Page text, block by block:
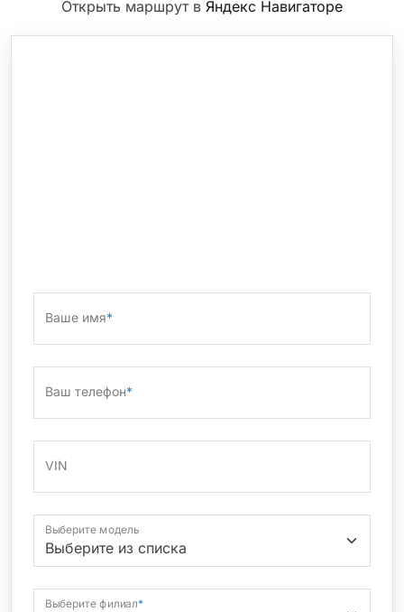
Открыть маршрут в Яндекс Навигаторе
Ваше имя*
Ваш телефон*
VIN
Выберите модель
Выберите филиал*